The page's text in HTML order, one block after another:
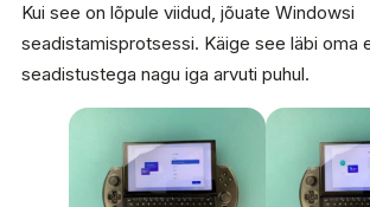
Kui see on lõpule viidud, jõuate Windowsi
seadistamisprotsessi. Käige see läbi oma
seadistustega nagu iga arvuti puhul.